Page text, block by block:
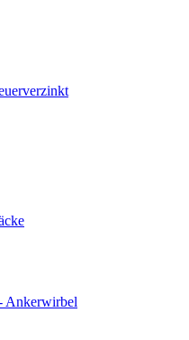
Ankerwirbel